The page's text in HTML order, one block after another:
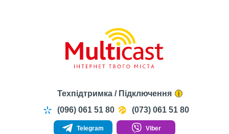
Техпідтримка / Підключення i
(096) 061 51 80 (073) 061 51 80
Telegram Viber